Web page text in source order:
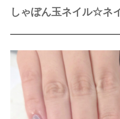
しゃぼん玉ネイル☆ネ